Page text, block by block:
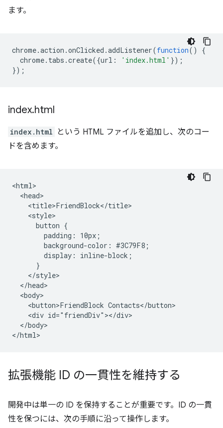
ます。
chrome.action .onClicked .addListener(function()
{
chrome. tabs .create({url : 'index.html' });
});
index.html
index.html
という HTML ファイルを追加し、次のコー
ドを含めます。
<html>
  <head>
    <title>FriendBlock</title>
    <style>
      button {
        padding: 10px;
        background-color: #3C79F8;
        display: inline-block;
      }
    </style>
  </head>
  <body>
    <button>FriendBlock Contacts</button>
    <div id="friendDiv"></div>
  </body>
拡張機能 ID の一貫性を維持する
開発中は単一の ID を保持することが重要です。ID の一貫
性を保つには、次の手順に沿って操作します。